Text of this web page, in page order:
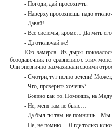
- Погоди, дай просохнуть.
- Наверху просохнешь, надо
- Давай!
- Все системы, кроме… Да мать
- Да отключай же!
Юю замерла. Из дыры
бородавочник по сравнению с этим
Они энергично размахивали своими
- Смотри, тут полно зелени!
- Что, проверить хочешь?
- Боязно как-то. Помнишь, на
- Не, меня там не было…
- Да был ты там, не помнишь... Мы
- Не, не помню… Я где только